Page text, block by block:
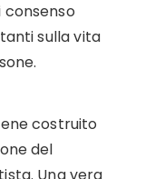
sulla vita
costruito
del